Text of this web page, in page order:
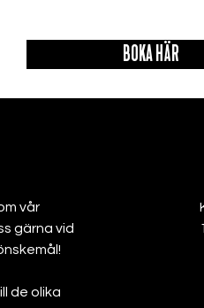
BOKA HÄR
vår
gärna vid
de olika